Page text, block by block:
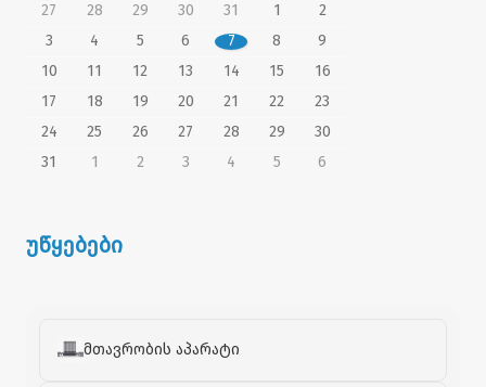
27
28 29 30 31 1
2
3
4 5 6 7 8
9
10
11 12 13 14 15
16
17
18 19 20 21 22
23
24
25 26 27 28 29
30
31
1 2 3 4 5 6
უწყებები
მთავრობის აპარატი